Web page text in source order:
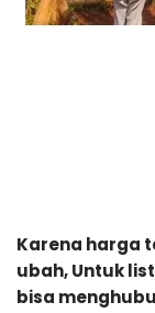
Karena harga
ubah, Untuk
bisa